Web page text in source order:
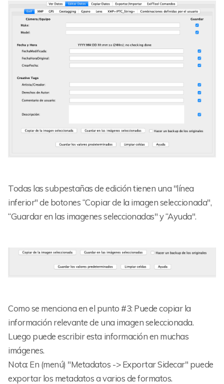
Todas las subpestañas de edición tienen una "línea
inferior" de botones “Copiar de la imagen seleccionada",
“Guardar en las imagenes seleccionadas" y “Ayuda".
Como se menciona en el punto #3: Puede copiar la
información relevante de una imagen seleccionada.
Luego puede escribir esta información en muchas
imágenes.
Nota: En (menú) "Metadatos -> Exportar Sidecar" puede
exportar los metadatos a varios de formatos.